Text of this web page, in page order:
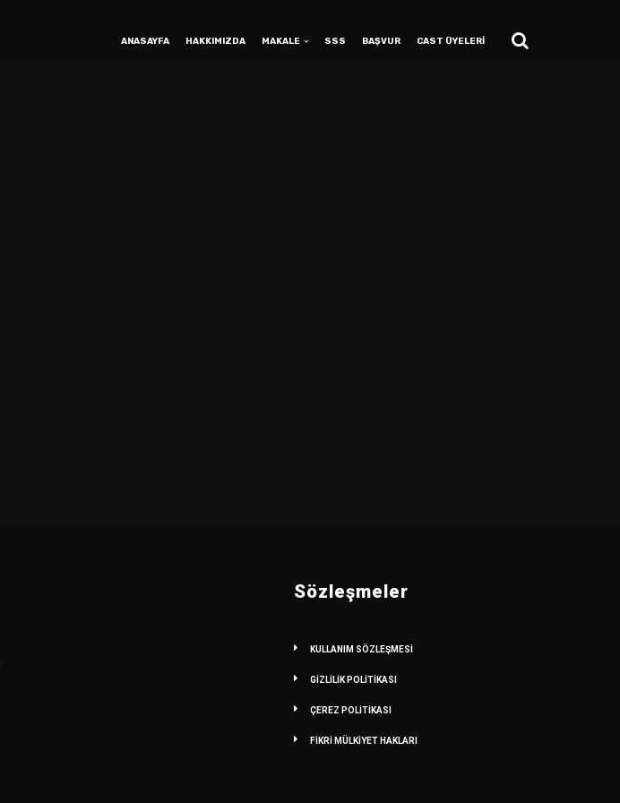
ANASAYFA HAKKIMIZDA MAKALE SSS BAŞVUR CAST ÜYELERİ
Sözleşmeler
KULLANIM SÖZLEŞMESİ
GİZLİLİK POLİTİKASI
ÇEREZ POLİTİKASI
FİKRİ MÜLKİYET HAKLARI